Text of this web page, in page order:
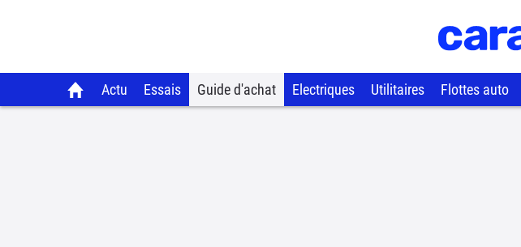
Actu Essais Guide d'achat Electriques Utilitaires Flottes auto